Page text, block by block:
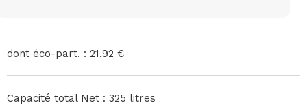
dont éco-part. : 21,92 €
Capacité total Net : 325 litres